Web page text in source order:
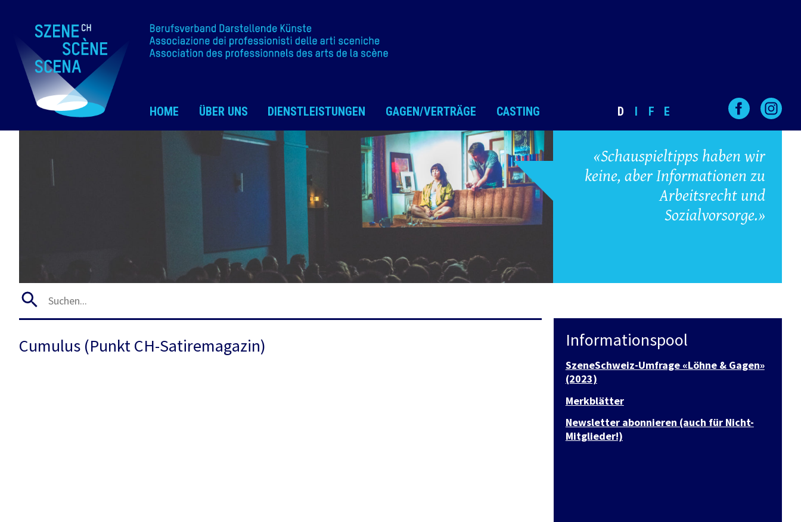
HOME ÜBER UNS DIENSTLEISTUNGEN GAGEN/VERTRÄGE CASTING D I F E
«Schauspieltipps haben wir
keine, aber Informationen zu
Arbeitsrecht und
Sozialvorsorge.»
Cumulus (Punkt CH-Satiremagazin) Informationspool
SzeneSchweiz-Umfrage «Löhne & Gagen»
(2023)
Merkblätter
Newsletter abonnieren (auch für Nicht-
Mitglieder!)